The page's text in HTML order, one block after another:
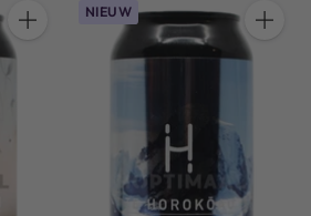
Hoeveelheid
NIEUW